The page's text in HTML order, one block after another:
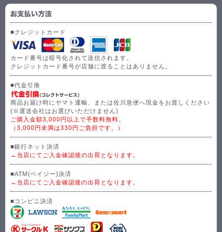
■クレジットカード
カード番号は暗号化されて送信されます。
クレジットカード番号が店舗に渡ることはありません。
■代金引換
商品お届け時にヤマト運輸、または佐川急便へ現金をお渡しください
(※運送会社はお選びいただけません)
ご購入金額3,000円以上で手数料無料。
（3,000円未満は330円ご負担です。）
■銀行ネット決済
→当店にてご入金確認後の出荷となります。
■ATM(ペイジー)決済
→当店にてご入金確認後の出荷となります。
■コンビニ決済